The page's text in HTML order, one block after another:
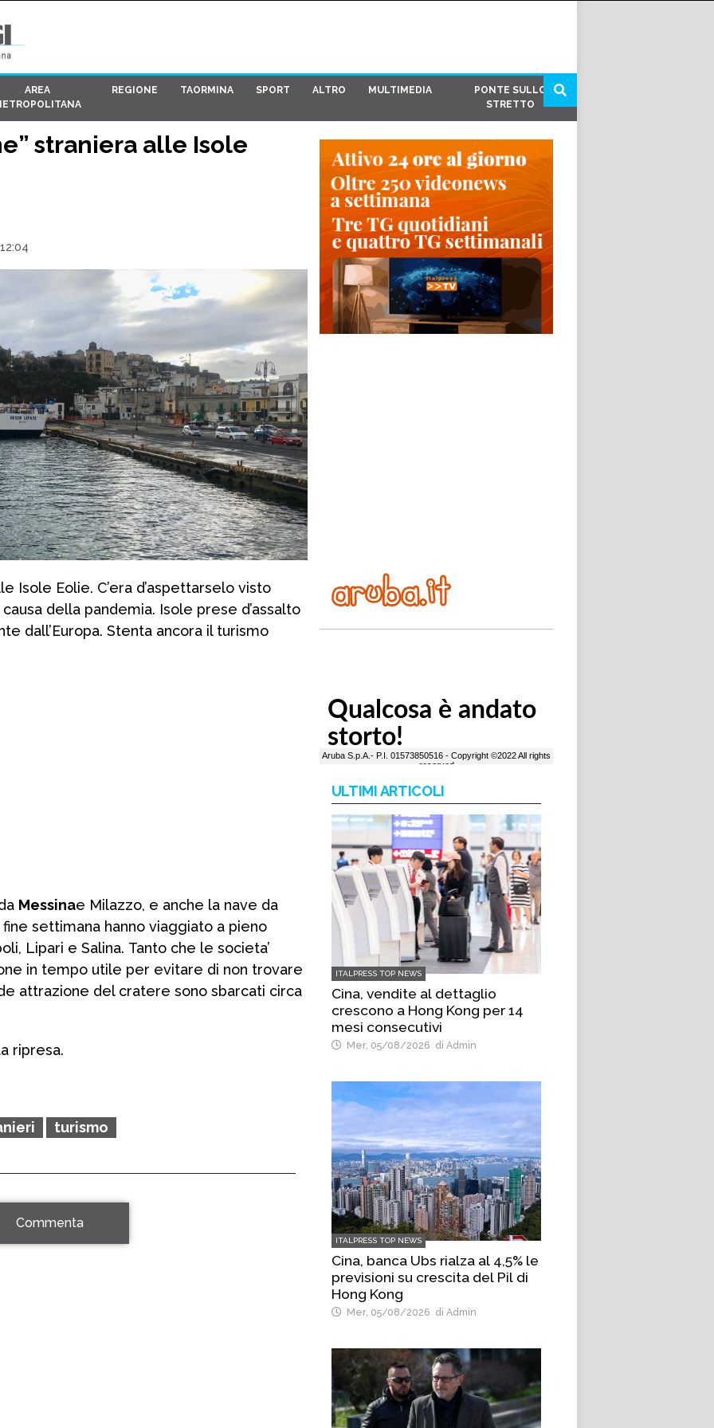
AREA
REGIONE TAORMINA SPORT ALTRO MULTIMEDIA
PONTE SULLO
STRETTO
straniera alle Isole
Isole Eolie. C’era d’aspettarselo visto
della pandemia. Isole prese d’assalto
dall’Europa. Stenta ancora il turismo
Messinae Milazzo, e anche la nave da
settimana hanno viaggiato a pieno
Lipari e Salina. Tanto che le societa’
in tempo utile per evitare di non trovare
attrazione del cratere sono sbarcati circa
ripresa.
turismo
Commenta
ULTIMI ARTICOLI
ITALPRESS TOP NEWS
Cina, vendite al dettaglio
crescono a Hong Kong per 14
mesi consecutivi
Mer, 05/08/2026 di Admin
ITALPRESS TOP NEWS
Cina, banca Ubs rialza al 4,5% le
previsioni su crescita del Pil di
Hong Kong
Mer, 05/08/2026 di Admin